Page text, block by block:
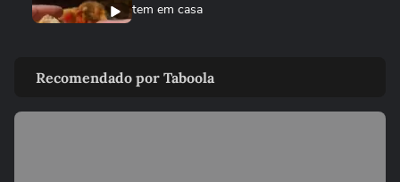
tem em casa
RECEITAS
Recomendado por Taboola